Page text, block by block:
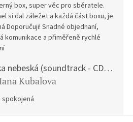
box, super věc pro sběratele.
si dal záležet a každá část boxu, je
Doporučuji! Snadné objednaní,
komunikace a přiměřeně rychlé
Láska nebeská (soundtrack - CD) Love Actually
produktu je 5 z 5 hvězdiček.
Kubalova
spokojená